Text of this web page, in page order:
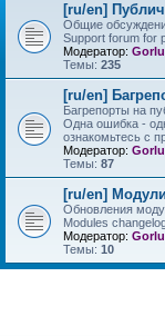
[ru/en]
Общие
Support forum for
Модератор:
Темы: 235
[ru/en]
Багрепорты на
Одна ошибка -
ознакомьтесь с
Модератор:
Темы: 87
[ru/en]
Обновления
Modules
Модератор:
Темы: 10